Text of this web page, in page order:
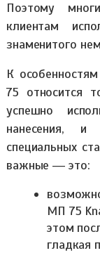
Поэтому
клиентам
знаменитого
К
75 относится
успешно
нанесения,
специальных
важные ― это:
МП 75
этом
гладкая